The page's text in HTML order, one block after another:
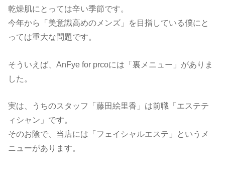
乾燥肌にとっては辛い季節です。
今年から「美意識高めのメンズ」を目指している僕にと
っては重大な問題です。
そういえば、AnFye for prcoには「裏メニュー」がありま
した。
実は、うちのスタッフ「藤田絵里香」は前職「エステテ
ィシャン」です。
そのお陰で、当店には「フェイシャルエステ」というメ
ニューがあります。